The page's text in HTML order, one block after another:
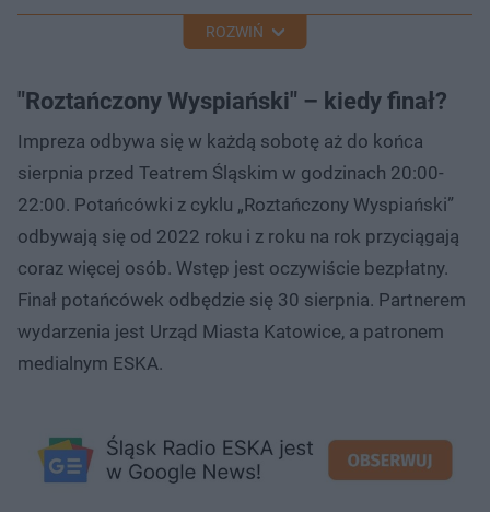
ROZWIŃ
"Roztańczony Wyspiański" – kiedy finał?
Impreza odbywa się w każdą sobotę aż do końca
sierpnia przed Teatrem Śląskim w godzinach 20:00-
22:00. Potańcówki z cyklu „Roztańczony Wyspiański”
odbywają się od 2022 roku i z roku na rok przyciągają
coraz więcej osób. Wstęp jest oczywiście bezpłatny.
Finał potańcówek odbędzie się 30 sierpnia. Partnerem
wydarzenia jest Urząd Miasta Katowice, a patronem
medialnym ESKA.